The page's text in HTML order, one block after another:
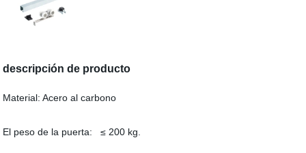
descripción de producto
Material: Acero al carbono
El peso de la puerta: ≤ 200 kg.